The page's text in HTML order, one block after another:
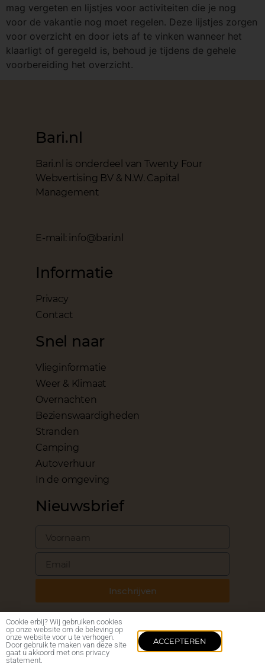
mag vergeten en lijstjes voor activiteiten die je nog
voor de vakantie nog moet regelen. Deze lijstjes zorgen
voor overzicht en door iets af te vinken wanneer het
klaarligt of geregeld is, behoud je tijdens de gehele
voorbereiding het overzicht.
Bari.nl
Bari.nl is onderdeel van Twenty Four
Webvertising BV & N.W. Capital
Management
E-mail: info@bari.nl
Informatie
Privacy
Contact
Snel naar
Vlieginformatie
Weer & Klimaat
Overnachten
Bezienswaardigheden
Stranden
Camping
Autoverhuur
In de omgeving
Nieuwsbrief
Inschrijven
©2024 – BARI.NL
Cookie erbij? Wij gebruiken cookies
op onze website om de beleving op
onze website voor u te verhogen.
Door gebruik te maken van deze site
gaat u akkoord met ons privacy
statement.
ACCEPTEREN